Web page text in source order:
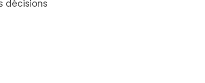
décisions